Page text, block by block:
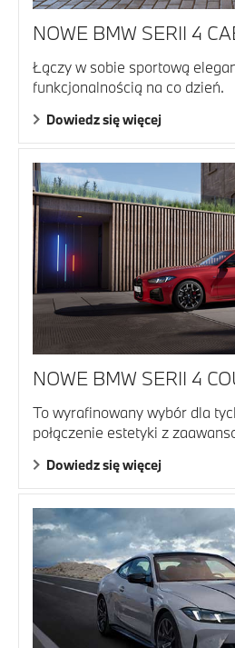
NOWE BMW SERII 4
Łączy w sobie sportową
funkcjonalnością na co dzień.
Dowiedz się więcej
NOWE BMW SERII 4
To wyrafinowany wybór dla
połączenie estetyki z
Dowiedz się więcej